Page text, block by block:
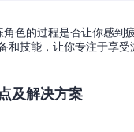
色的过程是否让你感到
和技能，让你专注于享
及解决方案